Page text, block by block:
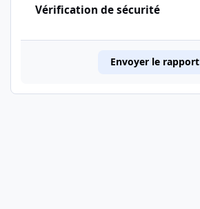
Vérification de sécurité
Envoyer le rapport